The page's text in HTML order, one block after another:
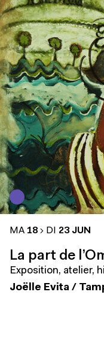
MA 18 DI 23 JUN
La part de
Exposition, atelier,
Joëlle Evita /